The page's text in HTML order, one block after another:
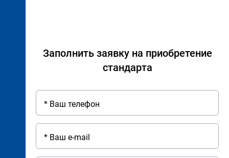
Заполнить заявку на приобретение
стандарта